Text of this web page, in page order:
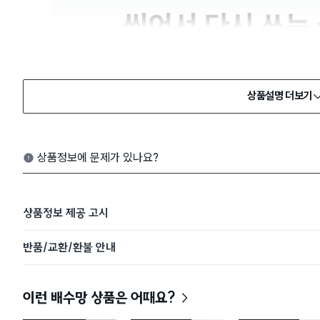
상품설명 더보기
상품정보에 문제가 있나요?
상품정보 제공 고시
반품/교환/환불 안내
이런 배수망 상품은 어때요?